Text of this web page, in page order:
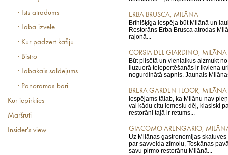
· Īsts atradums
· Laba izvēle
· Kur padzert kafiju
· Bistro
· Labākais saldējums
· Panorāmas bāri
Kur iepirkties
Maršruti
Insider's view
ERBA BRUSCA, MILĀNA
Brīnišķīga iespēja būt Milānā un
Restorāns Erba Brusca atrodas
rajonā...
CORSIA DEL GIARDINO, MILĀNA
Būt pilsētā un vienlaikus aizmukt
iluzuorā teleportēšanās ir ikviena
nogurdinātā sapnis. Jaunais
BRERA GARDEN FLOOR, MILĀNA
Iespējams tālab, ka Milānu nav
vai kādu citu iemeslu dēļ, klasiski
restorāni tajā ir retums...
GIACOMO ARENGARIO,
Uz Milānas gastronomijas
par savveida zīmolu, Toskānas
savu pirmo restorānu Milānā...